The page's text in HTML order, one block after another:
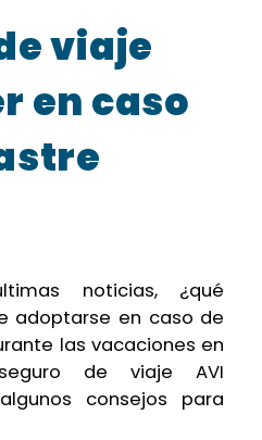
viaje
en caso
noticias, ¿qué
adoptarse en caso de
las vacaciones en
de viaje AVI
consejos para